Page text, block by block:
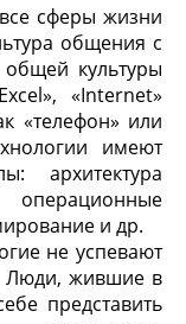
сферы жизни
общения с
культуры
«Internet»
«телефон» или
имеют
архитектура
и др.
не успевают
Люди, жившие в
представить